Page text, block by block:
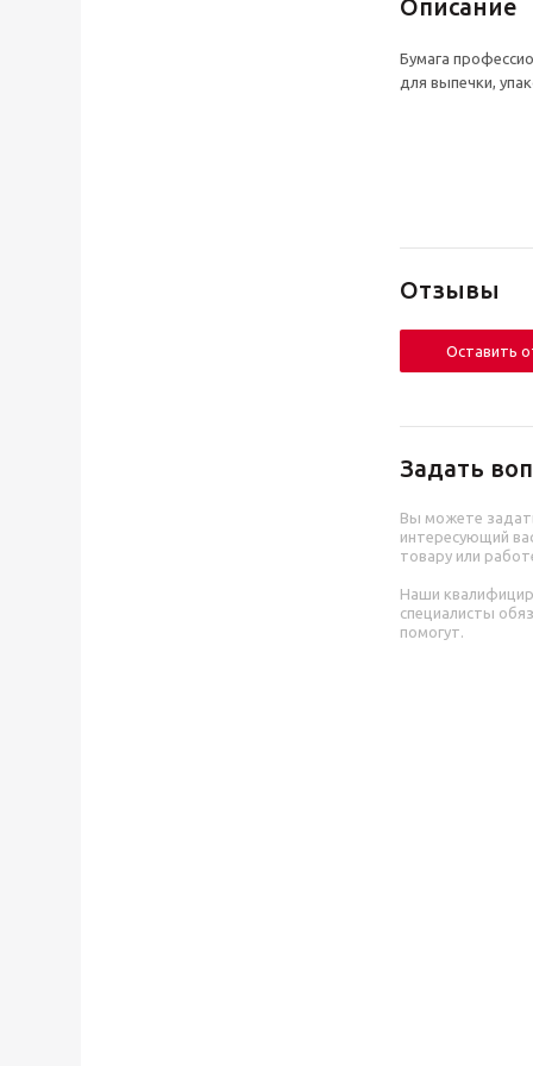
Описание
Бумага
для выпечки,
Отзывы
Оставить
Задать
Вы можете
интересующий
товару или
Наши
специалисты
помогут.